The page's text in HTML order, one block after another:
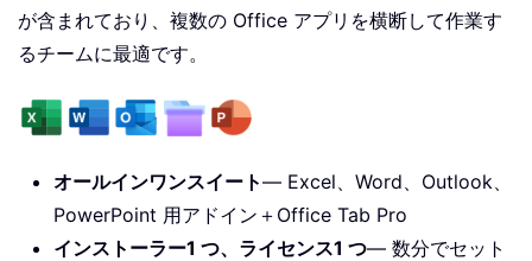
が含まれており、複数の Office アプリを横断して作業す
るチームに最適です。
オールインワンスイート— Excel、Word、Outlook、
PowerPoint 用アドイン＋Office Tab Pro
インストーラー1 つ、ライセンス1 つ— 数分でセット